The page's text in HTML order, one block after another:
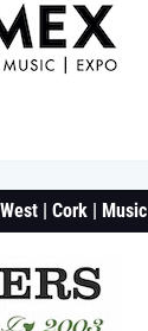
| Cork | Music